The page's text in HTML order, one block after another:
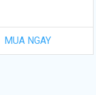
MUA NGAY